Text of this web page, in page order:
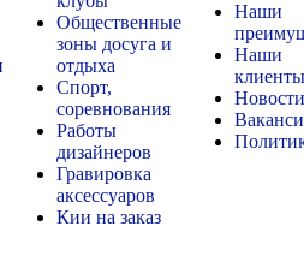
Общественные
зоны досуга и
отдыха
Спорт,
соревнования
Работы
дизайнеров
Гравировка
аксессуаров
Кии на заказ
Наши
Наши
клиенты
Новости